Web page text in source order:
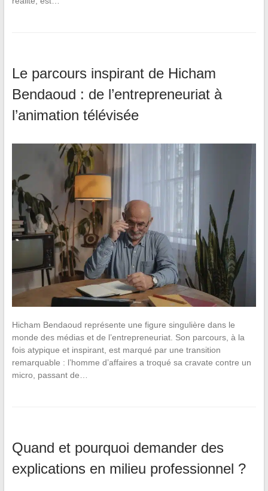
Le parcours inspirant de Hicham
Bendaoud : de l’entrepreneuriat à
l’animation télévisée
Hicham Bendaoud représente une figure singulière dans le
monde des médias et de l’entrepreneuriat. Son parcours, à la
fois atypique et inspirant, est marqué par une transition
remarquable : l’homme d’affaires a troqué sa cravate contre un
micro, passant de…
Quand et pourquoi demander des
explications en milieu professionnel ?